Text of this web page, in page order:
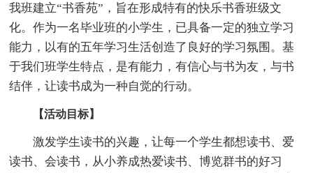
我班建立“书香苑”，旨在形成特有的快乐书香班级文
化。作为一名毕业班的小学生，已具备一定的独立学习
能力，以有的五年学习生活创造了良好的学习氛围。基
于我们班学生特点，是有能力，有信心与书为友，与书
结伴，让读书成为一种自觉的行动。
【活动目标】
激发学生读书的兴趣，让每一个学生都想读书、爱
读书、会读书，从小养成热爱读书、博览群书的好习